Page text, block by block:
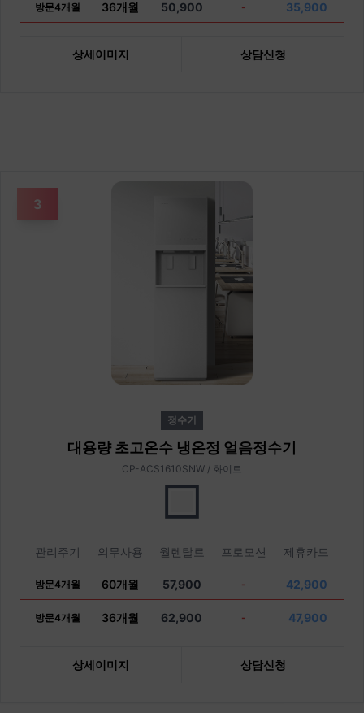
방문4개월 36개월 50,900 - 35,900
상세이미지 상담신청
3
정수기
대용량 초고온수 냉온정 얼음정수기
CP-ACS1610SNW / 화이트
관리주기 의무사용 월렌탈료 프로모션 제휴카드
방문4개월 60개월 57,900 - 42,900
방문4개월 36개월 62,900 - 47,900
상세이미지 상담신청